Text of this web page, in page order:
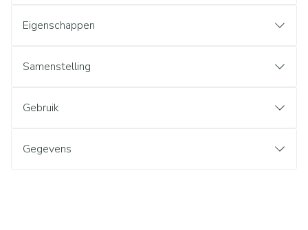
Eigenschappen
Samenstelling
Gebruik
Gegevens